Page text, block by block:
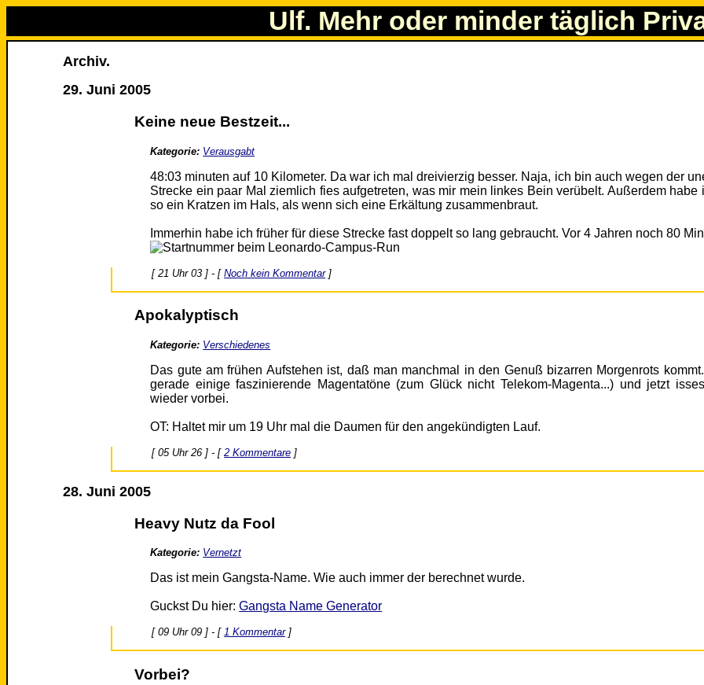
Ulf. Mehr oder minder täglich
Archiv.
29. Juni 2005
Keine neue Bestzeit...
Kategorie: Verausgabt
48:03 minuten auf 10 Kilometer. Da war ich mal dreivierzig besser. Naja, ich bin auch wegen der
Strecke ein paar Mal ziemlich fies aufgetreten, was mir mein linkes Bein verübelt. Außerdem habe
so ein Kratzen im Hals, als wenn sich eine Erkältung zusammenbraut.
Immerhin habe ich früher für diese Strecke fast doppelt so lang gebraucht. Vor 4 Jahren noch 80
[ 21 Uhr 03 ] - [Noch kein Kommentar]
Apokalyptisch
Kategorie: Verschiedenes
Das gute am frühen Aufstehen ist, daß man manchmal in den Genuß bizarren Morgenrots
gerade einige faszinierende Magentatöne (zum Glück nicht Telekom-Magenta...) und jetzt
wieder vorbei.
OT: Haltet mir um 19 Uhr mal die Daumen für den angekündigten Lauf.
[ 05 Uhr 26 ] - [2 Kommentare ]
28. Juni 2005
Heavy Nutz da Fool
Kategorie: Vernetzt
Das ist mein Gangsta-Name. Wie auch immer der berechnet wurde.
Guckst Du hier:Gangsta Name Generator
[ 09 Uhr 09 ] - [1 Kommentar]
Vorbei?